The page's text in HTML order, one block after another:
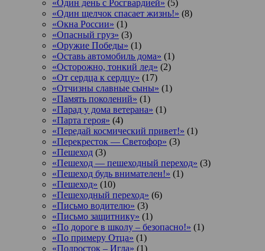
«Один день с Росгвардией» (5)
«Один щелчок спасает жизнь!» (8)
«Окна России» (1)
«Опасный груз» (3)
«Оружие Победы» (1)
«Оставь автомобиль дома» (1)
«Осторожно, тонкий лед» (2)
«От сердца к сердцу» (17)
«Отчизны славные сыны» (1)
«Память поколений» (1)
«Парад у дома ветерана» (1)
«Парта героя» (4)
«Передай космический привет!» (1)
«Перекресток — Светофор» (3)
«Пешеход (3)
«Пешеход — пешеходный переход» (3)
«Пешеход будь внимателен!» (1)
«Пешеход» (10)
«Пешеходный переход» (6)
«Письмо водителю» (3)
«Письмо защитнику» (1)
«По дороге в школу – безопасно!» (1)
«По примеру Отца» (1)
«Подросток ‒ Игла» (1)